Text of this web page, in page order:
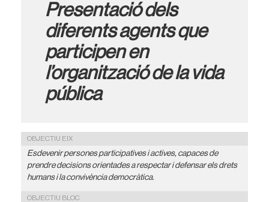
Presentació dels
diferents agents que
participen en
l’organització de la vida
pública
OBJECTIU EIX
Esdevenir persones participatives i actives, capaces de
prendre decisions orientades a respectar i defensar els drets
humans i la convivència democràtica.
OBJECTIU BLOC